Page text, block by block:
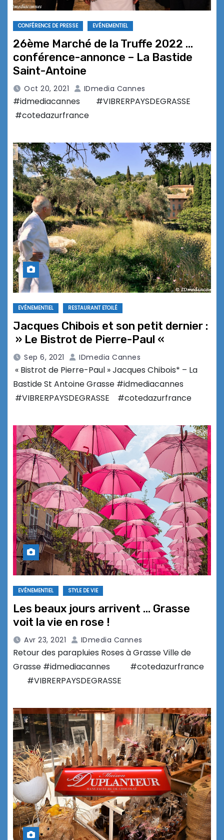
CONFÉRENCE DE PRESSE EVÉNEMENTIEL
26ème Marché de la Truffe 2022 …
conférence-annonce – La Bastide
Saint-Antoine
Oct 20, 2021 IDmedia Cannes
#idmediacannes #VIBRERPAYSDEGRASSE
#cotedazurfrance
EVÉNEMENTIEL RESTAURANT ETOILÉ
Jacques Chibois et son petit dernier :
» Le Bistrot de Pierre-Paul «
Sep 6, 2021 IDmedia Cannes
« Bistrot de Pierre-Paul » Jacques Chibois* – La
Bastide St Antoine Grasse #idmediacannes
#VIBRERPAYSDEGRASSE #cotedazurfrance
EVÉNEMENTIEL STYLE DE VIE
Les beaux jours arrivent … Grasse
voit la vie en rose !
Avr 23, 2021 IDmedia Cannes
Retour des parapluies Roses à Grasse Ville de
Grasse #idmediacannes #cotedazurfrance
#VIBRERPAYSDEGRASSE